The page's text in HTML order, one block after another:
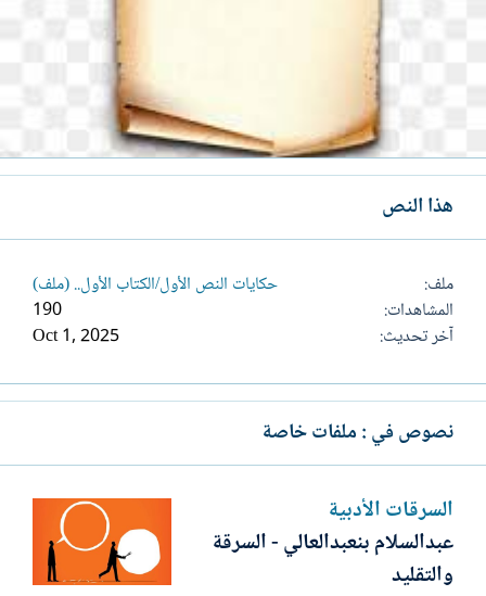
هذا النص
ملف
حكايات النص الأول/الكتاب الأول.. (ملف)
المشاهدات
190
آخر تحديث
Oct 1, 2025
نصوص في : ملفات خاصة
السرقات الأدبية
عبدالسلام بنعبدالعالي - السرقة
والتقليد